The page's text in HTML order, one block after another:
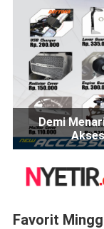
Demi
Favorit